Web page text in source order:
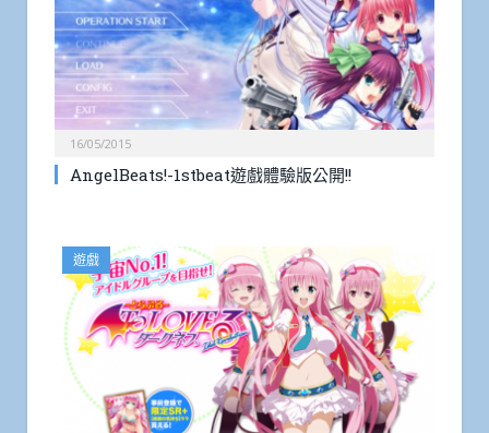
16/05/2015
AngelBeats!-1stbeat遊戲體驗版公開!!
遊戲